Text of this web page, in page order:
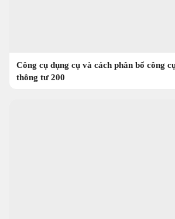
Công cụ dụng cụ và cách phân bổ công
thông tư 200